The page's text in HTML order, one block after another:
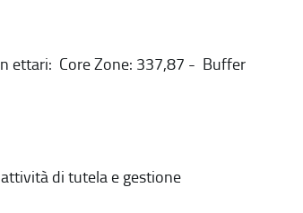
ettari: Core Zone: 337,87 - Buffer
di tutela e gestione